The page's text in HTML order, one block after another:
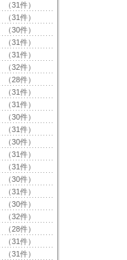
（31件）
（31件）
（30件）
（31件）
（31件）
（32件）
（28件）
（31件）
（31件）
（30件）
（31件）
（30件）
（31件）
（31件）
（30件）
（31件）
（30件）
（32件）
（28件）
（31件）
（31件）